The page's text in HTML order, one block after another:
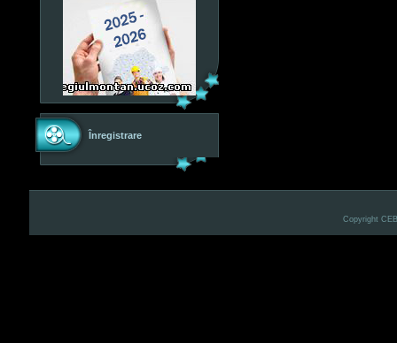
Înregistrare
Copyright